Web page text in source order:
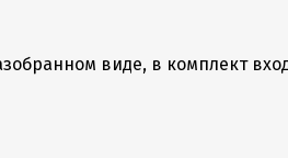
виде, в комплект